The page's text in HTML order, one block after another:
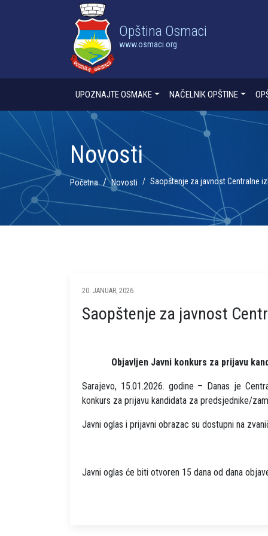
Opština Osmaci
www.osmaci.org
UPOZNAJTE OSMAKE NAČELNIK OPŠTINE
Novosti
Početna Novosti Saopštenje za javnost Centralne
20. JANUAR, 2026.
Saopštenje za javnost
Objavljen Javni konkurs za prijavu
Sarajevo, 15.01.2026. godine – Danas je
konkurs za prijavu kandidata za predsjednike/
Javni oglas i prijavni obrazac su dostupni na
Javni oglas će biti otvoren 15 dana od dana